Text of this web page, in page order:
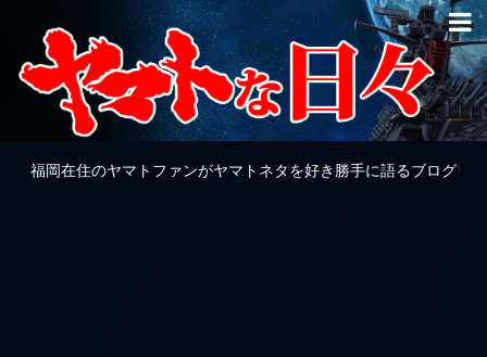
福岡在住のヤマトファンがヤマトネタを好き勝手に語るブログ